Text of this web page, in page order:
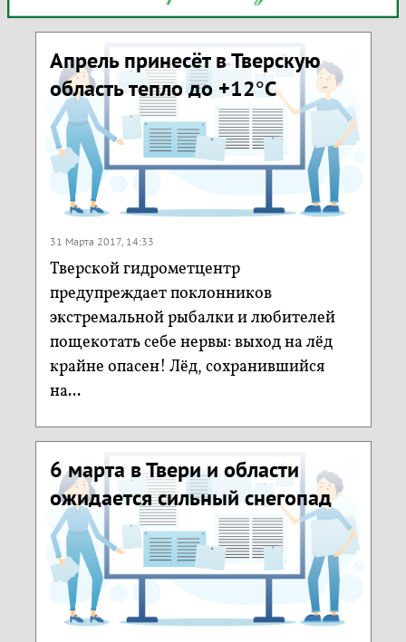
Апрель принесёт в Тверскую
область тепло до +12°C
31 Марта 2017, 14:33
Тверской гидрометцентр
предупреждает поклонников
экстремальной рыбалки и любителей
пощекотать себе нервы: выход на лёд
крайне опасен! Лёд, сохранившийся
на...
6 марта в Твери и области
ожидается сильный снегопад